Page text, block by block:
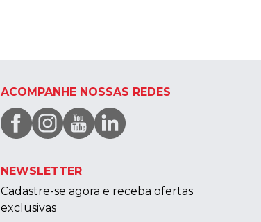
ACOMPANHE NOSSAS REDES
NEWSLETTER
Cadastre-se agora e receba ofertas
exclusivas